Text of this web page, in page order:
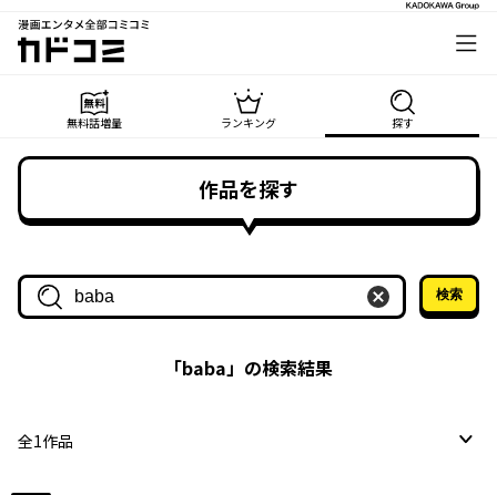
漫画エンタメ全部コミコミ
カドコミ
無料話増量 ランキング 探す
作品を探す
作品名・作家名で探す
検索
「baba」の検索結果
全1作品